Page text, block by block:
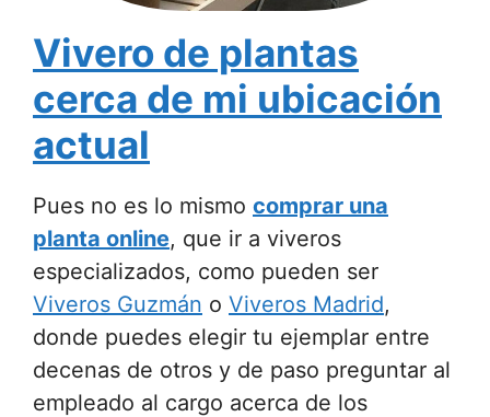
Vivero de plantas
cerca de mi ubicación
actual
Pues no es lo mismo comprar una
planta online, que ir a viveros
especializados, como pueden ser
Viveros Guzmán o Viveros Madrid,
donde puedes elegir tu ejemplar entre
decenas de otros y de paso preguntar al
empleado al cargo acerca de los